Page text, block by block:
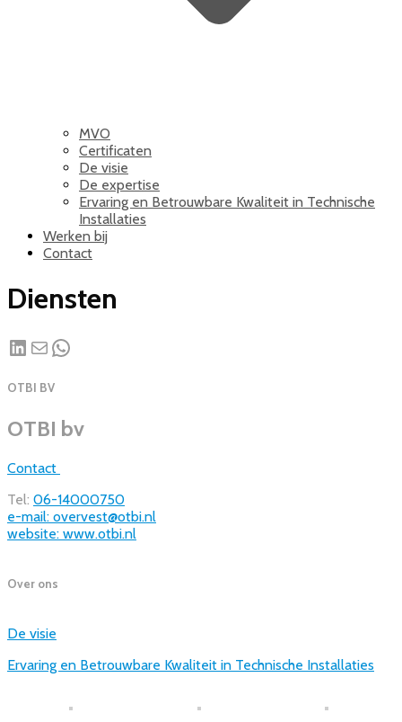
MVO
Certificaten
De visie
De expertise
Ervaring en Betrouwbare Kwaliteit in Technische
Installaties
Werken bij
Contact
Diensten
LinkedIn
MailWhatsApp
OTBI BV
OTBI bv
Contact
Tel: 06-14000750
e-mail: overvest@otbi.nl
website: www.otbi.nl
Over ons
De visie
Ervaring en Betrouwbare Kwaliteit in Technische Installaties